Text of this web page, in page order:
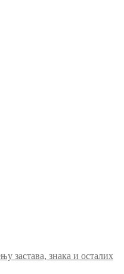
застава, знака и осталих